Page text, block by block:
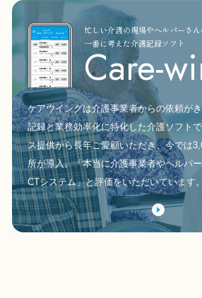
Care-
忙しい介護の現場やヘルパーさ
一番に考えた介護記録ソフト
ケアウイングは介護事業者からの依頼が
記録と業務効率化に特化した介護ソフト
ス提供から長年ご愛顧いただき、今では
所が導入。「本当に介護事業者やヘルパ
CTシステム」と評価をいただいています。